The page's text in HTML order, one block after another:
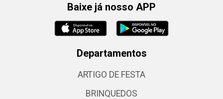
Baixe já nosso APP
Departamentos
ARTIGO DE FESTA
BRINQUEDOS